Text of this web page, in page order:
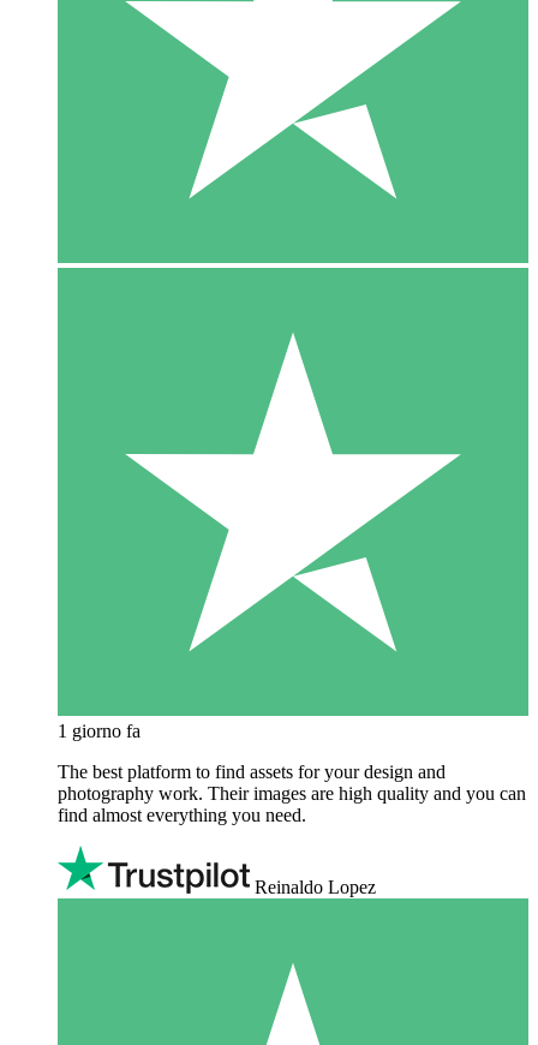
1 giorno fa
The best platform to find assets for your design and
photography work. Their images are high quality and you can
find almost everything you need.
Reinaldo Lopez